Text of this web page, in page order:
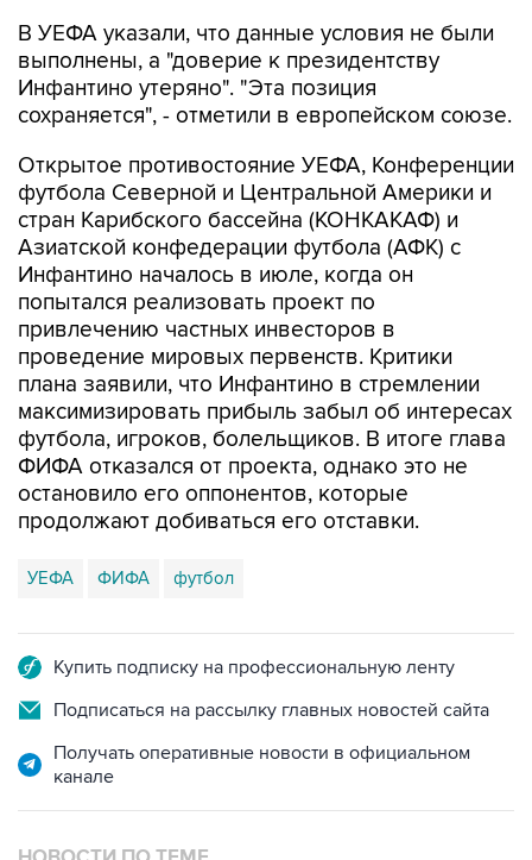
В УЕФА указали, что данные условия не были
выполнены, а "доверие к президентству
Инфантино утеряно". "Эта позиция
сохраняется", - отметили в европейском союзе.
Открытое противостояние УЕФА, Конференции
футбола Северной и Центральной Америки и
стран Карибского бассейна (КОНКАКАФ) и
Азиатской конфедерации футбола (АФК) с
Инфантино началось в июле, когда он
попытался реализовать проект по
привлечению частных инвесторов в
проведение мировых первенств. Критики
плана заявили, что Инфантино в стремлении
максимизировать прибыль забыл об интересах
футбола, игроков, болельщиков. В итоге глава
ФИФА отказался от проекта, однако это не
остановило его оппонентов, которые
продолжают добиваться его отставки.
УЕФА ФИФА футбол
Купить подписку на профессиональную ленту
Подписаться на рассылку главных новостей сайта
Получать оперативные новости в официальном
канале